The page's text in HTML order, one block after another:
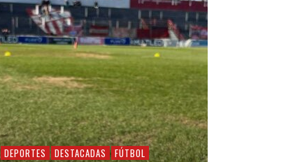
DEPORTES DESTACADAS FÚTBOL